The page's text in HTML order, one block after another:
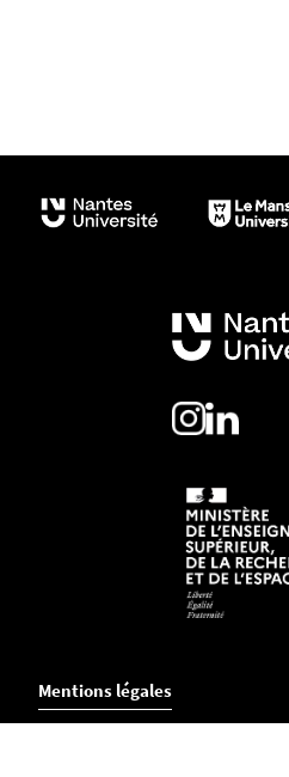
Mentions légales
Crédits et aspects légaux